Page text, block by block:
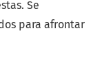
Se
para afrontar